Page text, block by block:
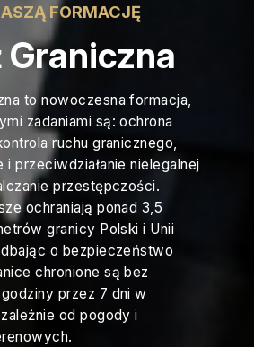
FORMACJĘ
Graniczna
to nowoczesna formacja,
zadaniami są: ochrona
ruchu granicznego,
i przeciwdziałanie nielegalnej
przestępczości.
ochraniają ponad 3,5
granicy Polski i Unii
dbając o bezpieczeństwo
chronione są bez
przez 7 dni w
od pogody i